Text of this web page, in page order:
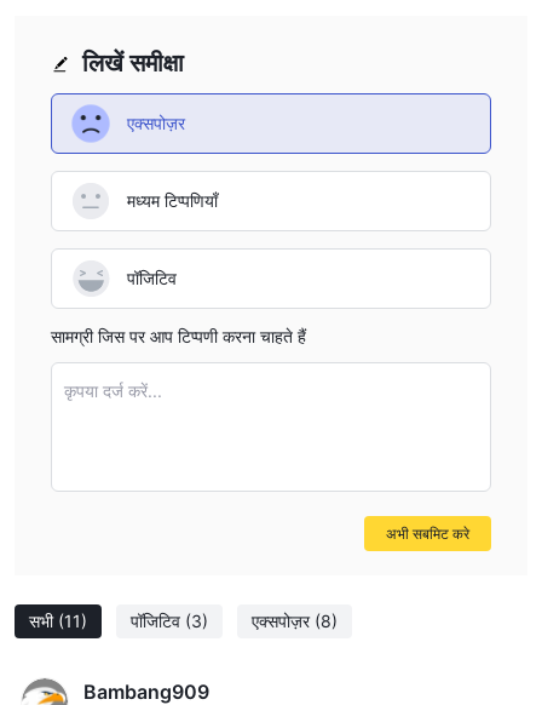
सभी (11) पॉजिटिव (3) एक्सपोज़र (8)
Bambang909
लिखें समीक्षा
एक्सपोज़र
मध्यम टिप्पणियाँ
पॉजिटिव
सामग्री जिस पर आप टिप्पणी करना चाहते हैं
कृपया दर्ज करें...
अभी सबमिट करे